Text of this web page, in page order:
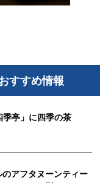
すすめ情報
季亭」に四季の茶
アフタヌーンティー